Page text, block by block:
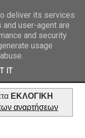
NET
ΕΚΛΟΓΙΚΗ
αναρτήσεων
deliver its services
and user-agent are
and security
usage
IT